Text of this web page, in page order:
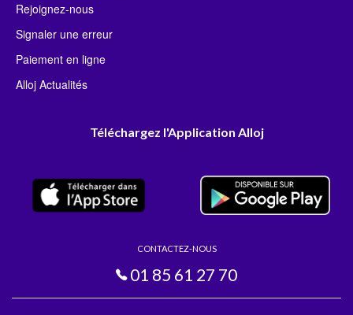
Rejoignez-nous
Signaler une erreur
Paiement en ligne
Alloj Actualités
Téléchargez l'Application Alloj
CONTACTEZ-NOUS
01 85 61 27 70